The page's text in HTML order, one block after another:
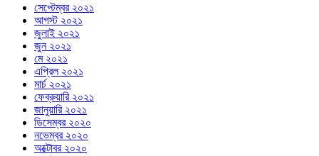
সেপ্টেম্বর ২০২১
আগস্ট ২০২১
জুলাই ২০২১
জুন ২০২১
মে ২০২১
এপ্রিল ২০২১
মার্চ ২০২১
ফেব্রুয়ারি ২০২১
জানুয়ারি ২০২১
ডিসেম্বর ২০২০
নভেম্বর ২০২০
অক্টোবর ২০২০